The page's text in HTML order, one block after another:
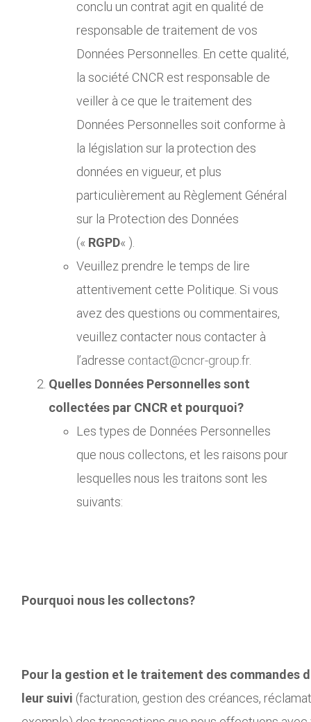
conclu un contrat agit en qualité de
responsable de traitement de vos
Données Personnelles. En cette qualité,
la société CNCR est responsable de
veiller à ce que le traitement des
Données Personnelles soit conforme à
la législation sur la protection des
données en vigueur, et plus
particulièrement au Règlement Général
sur la Protection des Données
(« RGPD« ).
Veuillez prendre le temps de lire
attentivement cette Politique. Si vous
avez des questions ou commentaires,
veuillez contacter nous contacter à
l’adresse contact@cncr-group.fr.
Quelles Données Personnelles sont
collectées par CNCR et pourquoi?
Les types de Données Personnelles
que nous collectons, et les raisons pour
lesquelles nous les traitons sont les
suivants:
Pourquoi nous les collectons?
Pour la gestion et le traitement des commandes
leur suivi (facturation, gestion des créances,